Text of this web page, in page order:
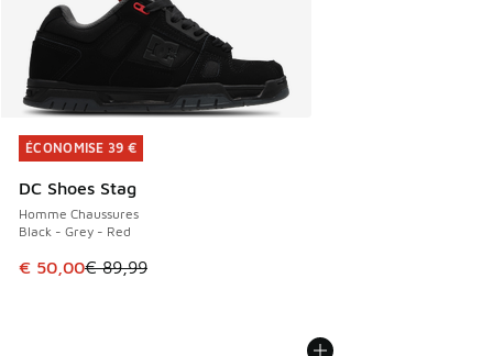
ÉCONOMISE 39 €
DC Shoes Stag
Homme Chaussures
Black - Grey - Red
Cet article est en promotion. Prix en baisse de € 89,99 à
€ 50,00€ 89,99
ÉCONOMISE 39 €